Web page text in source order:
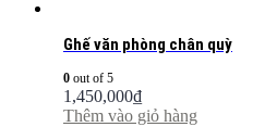
Ghế văn phòng chân quỳ
0 out of 5
1,450,000₫
Thêm vào giỏ hàng